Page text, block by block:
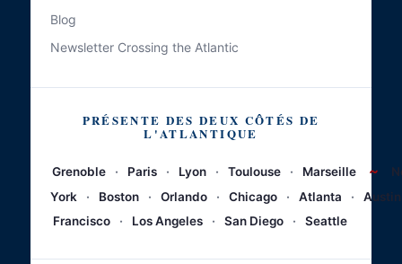
Blog
Newsletter Crossing the Atlantic
PRÉSENTE DES DEUX CÔTÉS DE
L'ATLANTIQUE
Grenoble · Paris · Lyon · Toulouse · Marseille ~
York
· Boston · Orlando · Chicago · Atlanta ·
Austin
Francisco
· Los Angeles · San Diego · Seattle